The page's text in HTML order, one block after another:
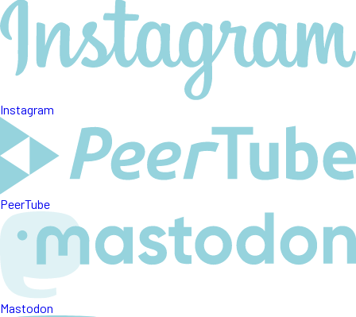
Instagram
PeerTube
Mastodon